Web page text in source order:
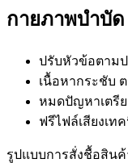
กายภาพบำบัด
ปรับหัวข้อตาม
เนื้อหากระชับ
หมดปัญหาเตรี
ฟรีไฟล์เสียงเ
รูปแบบการสั่งชื้อสินค้